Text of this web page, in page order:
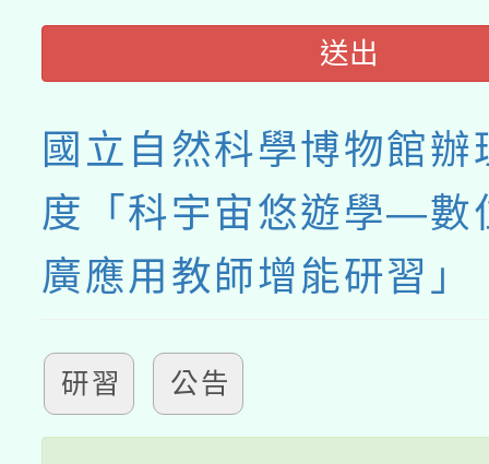
送出
國立自然科學博物館
度「科宇宙悠遊學—數
廣應用教師增能研習」
研習 公告